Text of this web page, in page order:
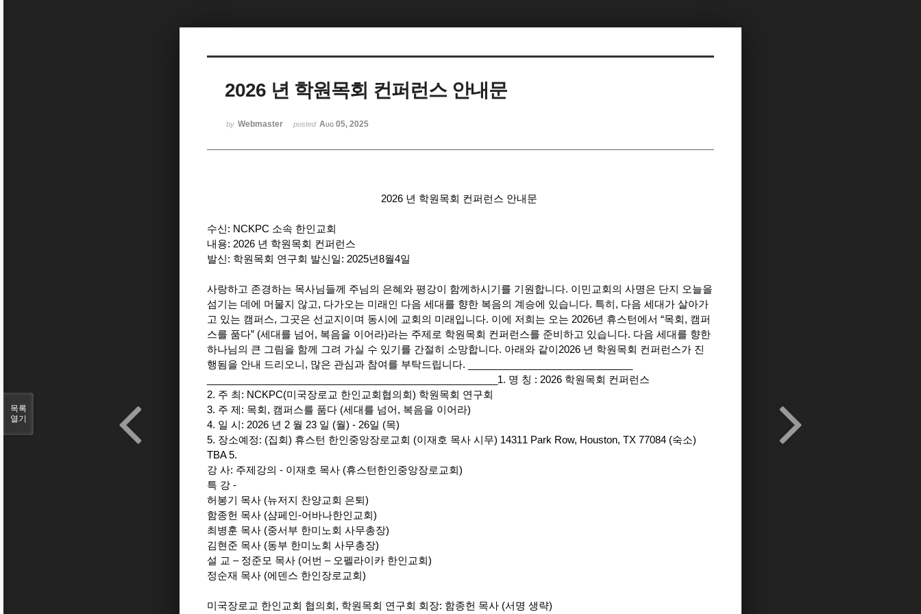
2026 년 학원목회 컨퍼런스 안내문
by Webmaster posted Aug 05, 2025
2026 년 학원목회 컨퍼런스 안내문
수신: NCKPC 소속 한인교회
내용: 2026 년 학원목회 컨퍼런스
발신: 학원목회 연구회 발신일: 2025년8월4일
사랑하고 존경하는 목사님들께 주님의 은혜와 평강이 함께하시기를 기원합니다. 이민교회의 사명은 단지 오늘을
섬기는 데에 머물지 않고, 다가오는 미래인 다음 세대를 향한 복음의 계승에 있습니다. 특히, 다음 세대가 살아가
고 있는 캠퍼스, 그곳은 선교지이며 동시에 교회의 미래입니다. 이에 저희는 오는 2026년 휴스턴에서 “목회, 캠퍼
스를 품다” (세대를 넘어, 복음을 이어라)라는 주제로 학원목회 컨퍼런스를 준비하고 있습니다. 다음 세대를 향한
하나님의 큰 그림을 함께 그려 가실 수 있기를 간절히 소망합니다. 아래와 같이2026 년 학원목회 컨퍼런스가 진
행됨을 안내 드리오니, 많은 관심과 참여를 부탁드립니다. ______________________________
_______________________1. 명 칭 : 2026 학원목회 컨퍼런스
2. 주 최: NCKPC(미국장로교 한인교회협의회) 학원목회 연구회
3. 주 제: 목회, 캠퍼스를 품다 (세대를 넘어, 복음을 이어라)
4. 일 시: 2026 년 2 월 23 일 (월) - 26일 (목)
5. 장소예정: (집회) 휴스턴 한인중앙장로교회 (이재호 목사 시무) 14311 Park Row, Houston, TX 77084 (숙소)
TBA 5.
강 사: 주제강의 - 이재호 목사 (휴스턴한인중앙장로교회)
특 강 -
허봉기 목사 (뉴저지 찬양교회 은퇴)
함종헌 목사 (샴페인-어바나한인교회)
최병훈 목사 (중서부 한미노회 사무총장)
김현준 목사 (동부 한미노회 사무총장)
설 교 – 정준모 목사 (어번 – 오펠라이카 한인교회)
정순재 목사 (에덴스 한인장로교회)
미국장로교 한인교회 협의회, 학원목회 연구회 회장: 함종헌 목사 (서명 생략)
목록
열기
Sketchbook5, 스케치북5
Sketchbook5, 스케치북5